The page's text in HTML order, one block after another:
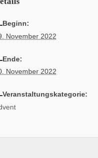
Beginn:
November 2022
Ende:
November 2022
Veranstaltungskategorie: